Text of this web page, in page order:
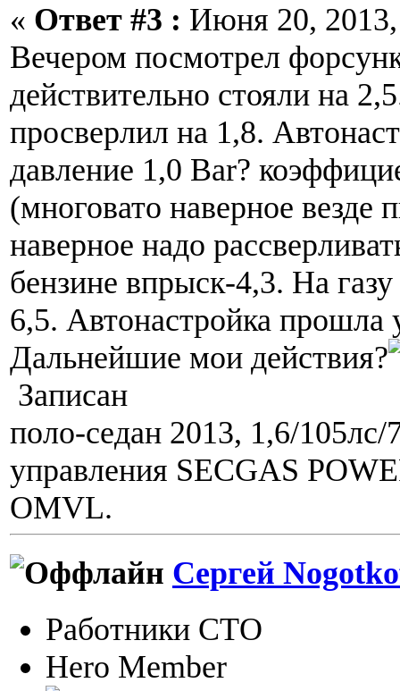
« Ответ #3 : Июня 20,
Вечером посмотрел
действительно стояли на
просверлил на 1,8.
давление 1,0 Bar?
(многовато наверное везде
наверное надо
бензине впрыск-4,3. На
6,5. Автонастройка прошла
Дальнейшие мои действия?
Записан
поло-седан 2013, 1,6/105лс/
управления SECGAS
OMVL.
Сергей
Работники СТО
Hero Member